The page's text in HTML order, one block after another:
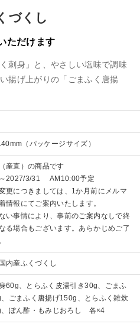
づくし
ただけます
刺身」と、やさしい塩味で調味
揚げ上がりの「ごまふく唐揚
（パッケージサイズ）
産直）の商品です
2027/3/31 AM10:00予定
更につきましては、1か月前にメルマ
情報にてご案内いたします。
い事情により、事前のご案内なしで終
る場合もございます。あらかじめご了
内産ふくづくし
60g、とらふく皮湯引き30g、ごまふ
、ごまふく唐揚げ150g、とらふく雑炊
、ぽん酢・もみじおろし 各×4